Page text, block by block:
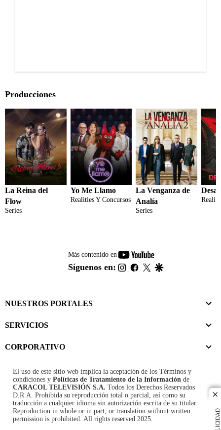
Producciones
La Reina del
Flow
Series
Yo Me Llamo
Realities Y Concursos
La Venganza de
Analía
Series
Más contenido en
youtube-
footer
Síguenos en: instagram
facebook
twitter
NUESTROS PORTALES
SERVICIOS
CORPORATIVO
El uso de este sitio web implica la aceptación de los Términos y
condiciones y Políticas de Tratamiento de la Información de
CARACOL TELEVISIÓN S.A. Todos los Derechos Reservados
D.R.A. Prohibida su reproducción total o parcial, así como su
traducción a cualquier idioma sin autorización escrita de su titular.
Reproduction in whole or in part, or translation without written
permission is prohibited. All rights reserved 2025.